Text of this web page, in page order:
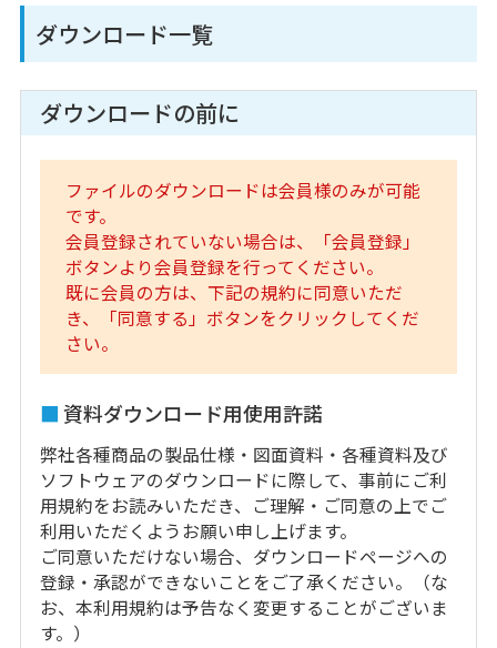
ダウンロード一覧
ダウンロードの前に
ファイルのダウンロードは会員様のみが可能
です。
会員登録されていない場合は、「会員登録」
ボタンより会員登録を行ってください。
既に会員の方は、下記の規約に同意いただ
き、「同意する」ボタンをクリックしてくだ
さい。
資料ダウンロード用使用許諾
弊社各種商品の製品仕様・図面資料・各種資料及び
ソフトウェアのダウンロードに際して、事前にご利
用規約をお読みいただき、ご理解・ご同意の上でご
利用いただくようお願い申し上げます。
ご同意いただけない場合、ダウンロードページへの
登録・承認ができないことをご了承ください。（な
お、本利用規約は予告なく変更することがございま
す。）